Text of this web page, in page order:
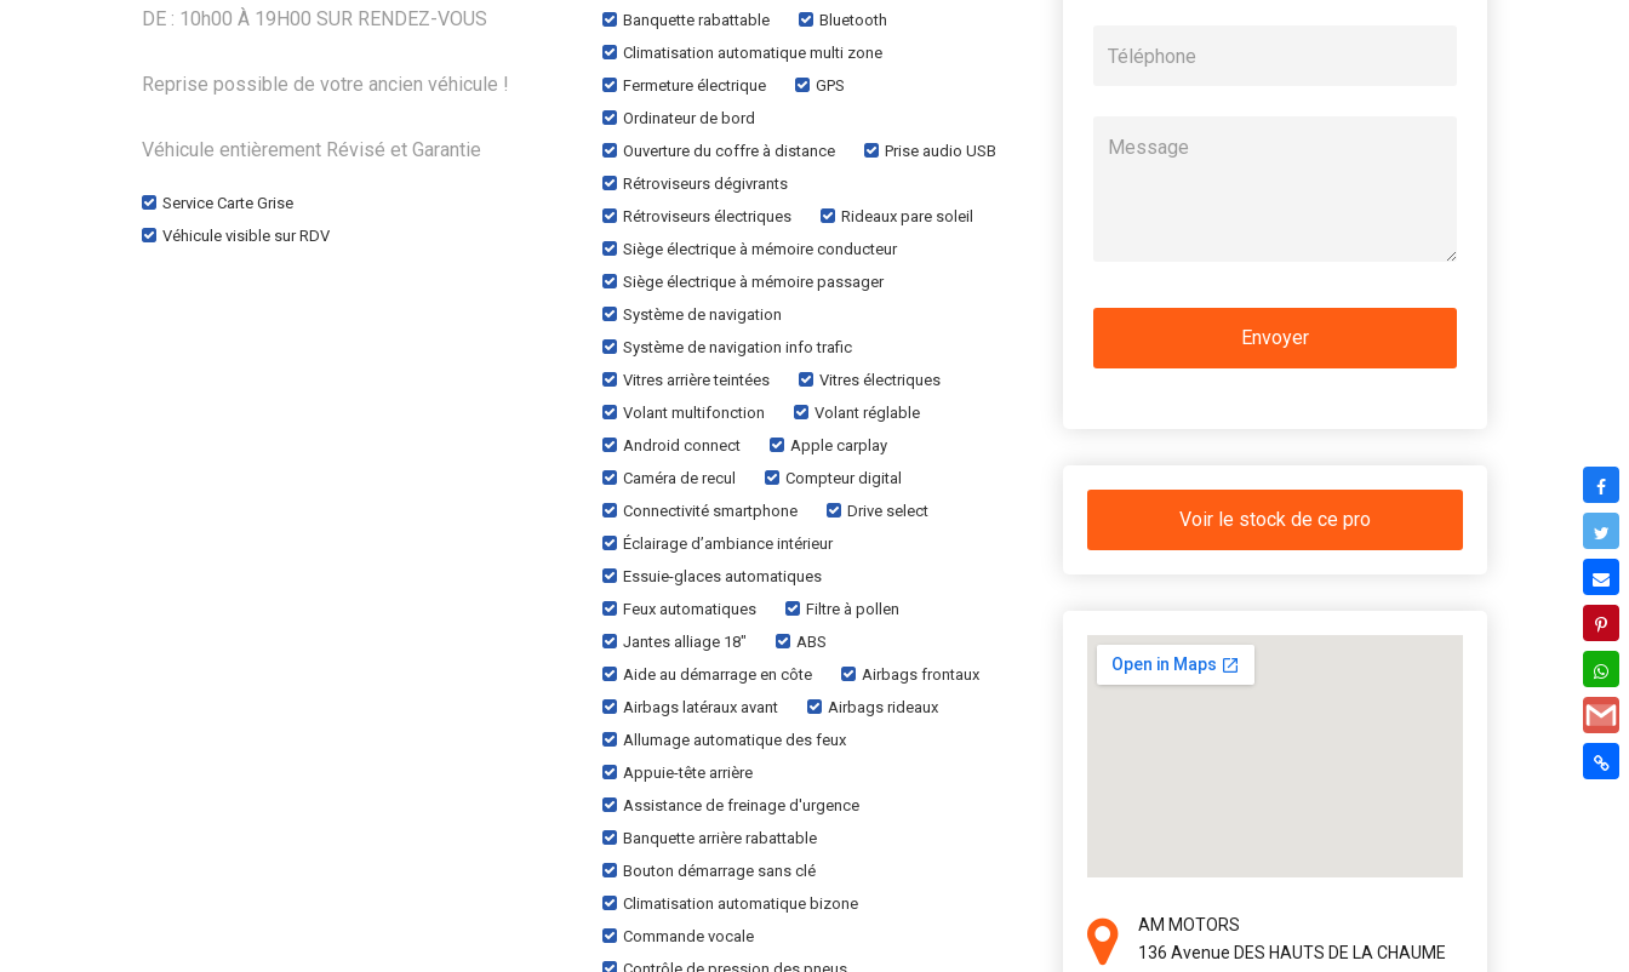
DE : 10h00 À 19H00 SUR RENDEZ-VOUS
Reprise possible de votre ancien véhicule !
Véhicule entièrement Révisé et Garantie
Service Carte Grise
Véhicule visible sur RDV
Banquette rabattable
Bluetooth
Climatisation automatique multi zone
Fermeture électrique
GPS
Ordinateur de bord
Ouverture du coffre à distance
Prise audio USB
Rétroviseurs dégivrants
Rétroviseurs électriques
Rideaux pare soleil
Siège électrique à mémoire conducteur
Siège électrique à mémoire passager
Système de navigation
Système de navigation info trafic
Vitres arrière teintées
Vitres électriques
Volant multifonction
Volant réglable
Android connect
Apple carplay
Caméra de recul
Compteur digital
Connectivité smartphone
Drive select
Éclairage d’ambiance intérieur
Essuie-glaces automatiques
Feux automatiques
Filtre à pollen
Jantes alliage 18"
ABS
Aide au démarrage en côte
Airbags frontaux
Airbags latéraux avant
Airbags rideaux
Allumage automatique des feux
Appuie-tête arrière
Assistance de freinage d'urgence
Banquette arrière rabattable
Bouton démarrage sans clé
Climatisation automatique bizone
Commande vocale
Voir le stock de ce pro
AM MOTORS
136 Avenue DES HAUTS DE LA CHAUME